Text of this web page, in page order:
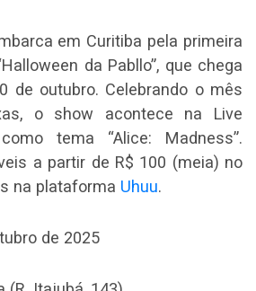
em Curitiba pela primeira
da Pabllo”, que chega
de outubro. Celebrando o mês
o show acontece na Live
tema “Alice: Madness”.
a partir de R$ 100 (meia) no
na plataforma Uhuu.
de 2025